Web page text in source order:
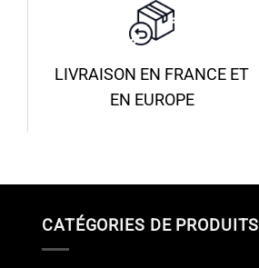
LIVRAISON EN FRANCE ET
EN EUROPE
CATÉGORIES DE PRODUITS